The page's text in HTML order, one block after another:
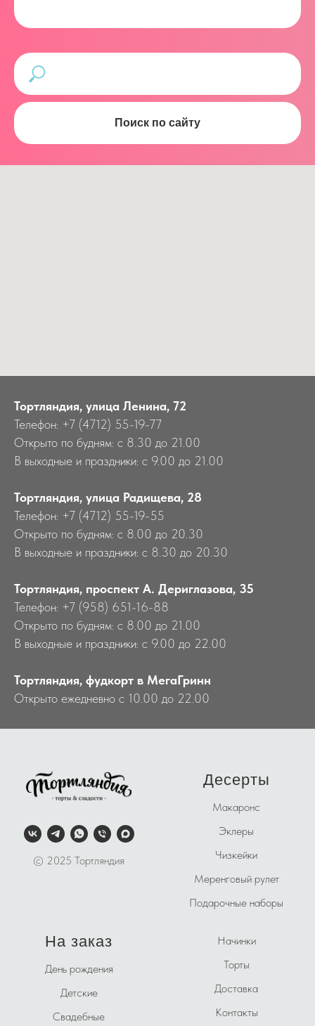
Поиск по сайту
Тортляндия, улица Ленина, 72
Телефон: +7 (4712) 55-19-77
Открыто по будням: с 8.30 до 21.00
В выходные и праздники: с 9.00 до 21.00
Тортляндия, улица Радищева, 28
Телефон: +7 (4712) 55-19-55
Открыто по будням: с 8.00 до 20.30
В выходные и праздники: с 8.30 до 20.30
Тортляндия, проспект А. Дериглазова, 35
Телефон: +7 (958) 651-16-88
Открыто по будням: с 8.00 до 21.00
В выходные и праздники: с 9.00 до 22.00
Тортляндия, фудкорт в МегаГринн
Открыто ежедневно с 10.00 до 22.00
© 2025 Тортляндия
Десерты
Макаронс
Эклеры
Чизкейки
Меренговый рулет
Подарочные наборы
На заказ
День рождения
Детские
Свадебные
Начинки
Торты
Доставка
Контакты